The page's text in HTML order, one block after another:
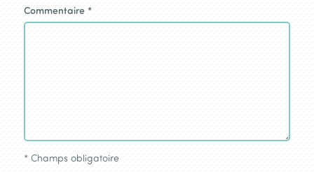
Commentaire *
* Champs obligatoire